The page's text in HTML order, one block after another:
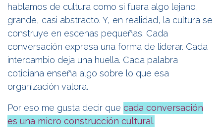
hablamos de cultura como si fuera algo lejano,
grande, casi abstracto. Y, en realidad, la cultura se
construye en escenas pequeñas. Cada
conversación expresa una forma de liderar. Cada
intercambio deja una huella. Cada palabra
cotidiana enseña algo sobre lo que esa
organización valora.
Por eso me gusta decir que cada conversación
es una micro construcción cultural.